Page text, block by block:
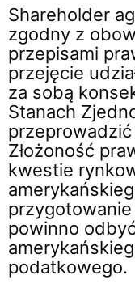
Shareholder
zgodny z
przepisami
przejęcie
za sobą
Stanach
Złożoność
kwestie
powinno
podatkowego.